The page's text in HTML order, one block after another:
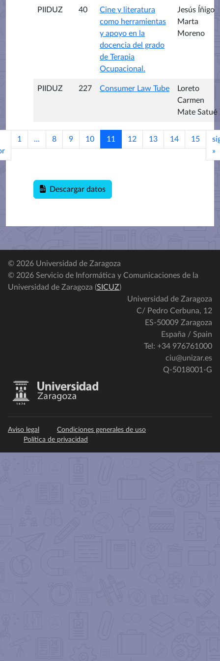
PIIDUZ 40
Cine y literatura
como herramientas
y apoyo en la
docencia del grado
de Terapia
Ocupacional.
Jesús Íñigo
Marta
Moreno
PIIDUZ 227 Consumer Law Tube
Loreto
Carmen
Mate Satué
1 ... 8 9 10 11 12 13 14 15
»
Descargar datos
© 2026 Universidad de Zaragoza
© 2026 Servicio de Informática y Comunicaciones de la
Universidad de Zaragoza (SICUZ)
Universidad de Zaragoza
C/ Pedro Cerbuna, 12
ES-50009 Zaragoza
España / Spain
Tel: +34 976761000
ciu@unizar.es
Q-5018001-G
Aviso legal
Condiciones generales de uso
Política de privacidad